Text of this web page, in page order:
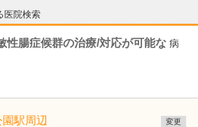
医院検索
性腸症候群の治療/対応が可能な 病
駅周辺 変更